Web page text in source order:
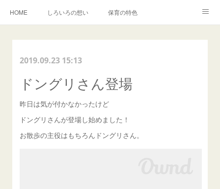
HOME しろいろの想い 保育の特色
BLOG 卒園児の声
2019.09.23 15:13
ドングリさん登場
昨日は気が付かなかったけど
ドングリさんが登場し始めました！
お散歩の主役はもちろんドングリさん。